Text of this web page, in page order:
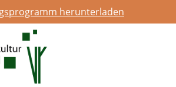
herunterladen